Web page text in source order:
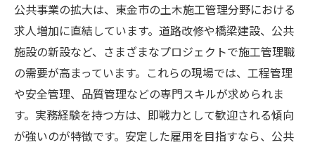
経験者が選ばれる土木施工管理の魅力とは
土木施工管理募集で求められる経験の価値
現場経験が評価される転職市場の実態
即戦力となる人材が選ばれる理由に迫る
経験を活かしたキャリアアップの魅力
土木施工管理募集で重視されるポイント
公共事業の拡大は、東金市の土木施工管理分野における
求人増加に直結しています。道路改修や橋梁建設、公共
施設の新設など、さまざまなプロジェクトで施工管理職
の需要が高まっています。これらの現場では、工程管理
や安全管理、品質管理などの専門スキルが求められま
す。実務経験を持つ方は、即戦力として歓迎される傾向
が強いのが特徴です。安定した雇用を目指すなら、公共